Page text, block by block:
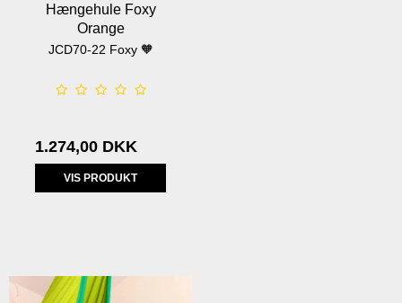
Hængehule Foxy
Orange
JCD70-22 Foxy 🧡
1.274,00 DKK
VIS PRODUKT